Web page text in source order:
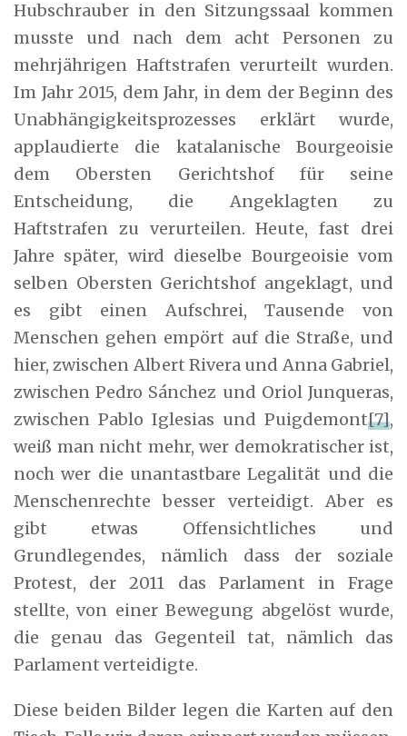
Hubschrauber in den Sitzungssaal kommen
musste und nach dem acht Personen zu
mehrjährigen Haftstrafen verurteilt wurden.
Im Jahr 2015, dem Jahr, in dem der Beginn des
Unabhängigkeitsprozesses erklärt wurde,
applaudierte die katalanische Bourgeoisie
dem Obersten Gerichtshof für seine
Entscheidung, die Angeklagten zu
Haftstrafen zu verurteilen. Heute, fast drei
Jahre später, wird dieselbe Bourgeoisie vom
selben Obersten Gerichtshof angeklagt, und
es gibt einen Aufschrei, Tausende von
Menschen gehen empört auf die Straße, und
hier, zwischen Albert Rivera und Anna Gabriel,
zwischen Pedro Sánchez und Oriol Junqueras,
zwischen Pablo Iglesias und Puigdemont[7],
weiß man nicht mehr, wer demokratischer ist,
noch wer die unantastbare Legalität und die
Menschenrechte besser verteidigt. Aber es
gibt etwas Offensichtliches und
Grundlegendes, nämlich dass der soziale
Protest, der 2011 das Parlament in Frage
stellte, von einer Bewegung abgelöst wurde,
die genau das Gegenteil tat, nämlich das
Parlament verteidigte.
Diese beiden Bilder legen die Karten auf den